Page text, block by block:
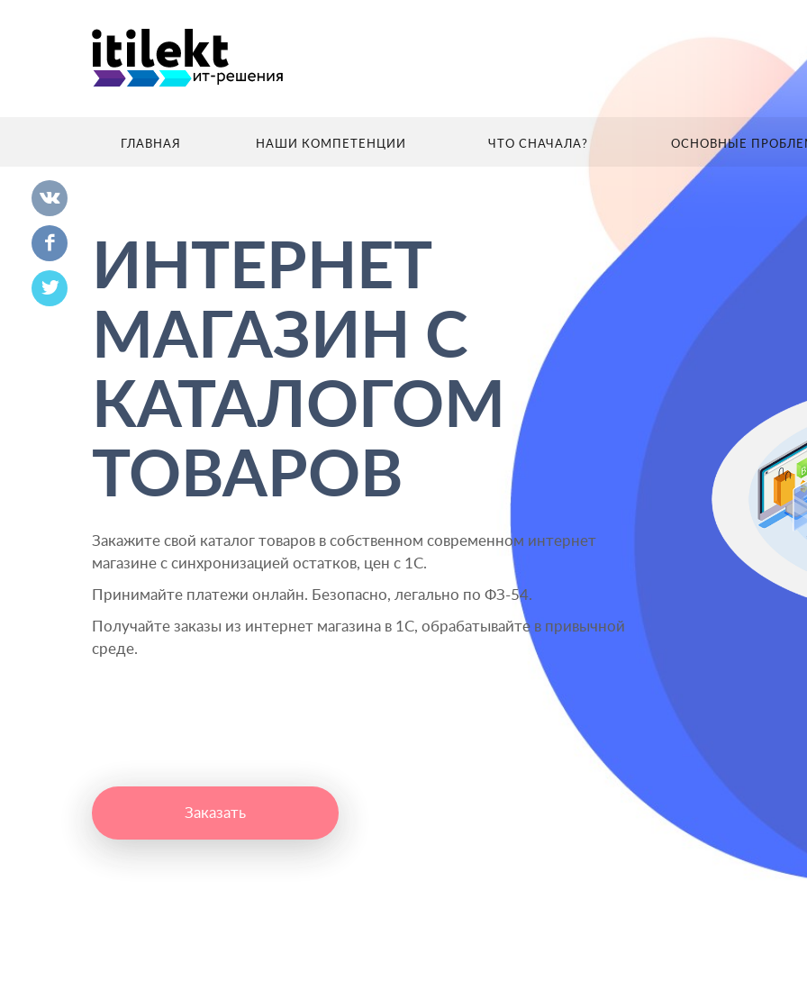
ГЛАВНАЯ НАШИ КОМПЕТЕНЦИИ ЧТО СНАЧАЛА? ОСНОВНЫЕ
ИНТЕРНЕТ
МАГАЗИН С
КАТАЛОГОМ
ТОВАРОВ
Закажите свой каталог товаров в собственном современном интернет
магазине с синхронизацией остатков, цен с 1С.
Принимайте платежи онлайн. Безопасно, легально по ФЗ-54.
Получайте заказы из интернет магазина в 1С, обрабатывайте в привычной
среде.
Заказать